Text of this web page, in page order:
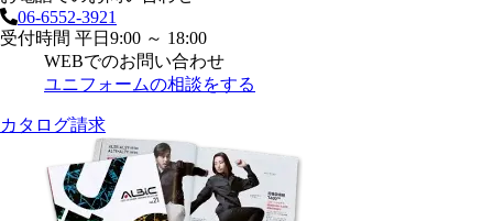
06-6552-3921
受付時間 平日9:00 ～ 18:00
WEBでのお問い合わせ
ユニフォームの相談をする
カタログ請求